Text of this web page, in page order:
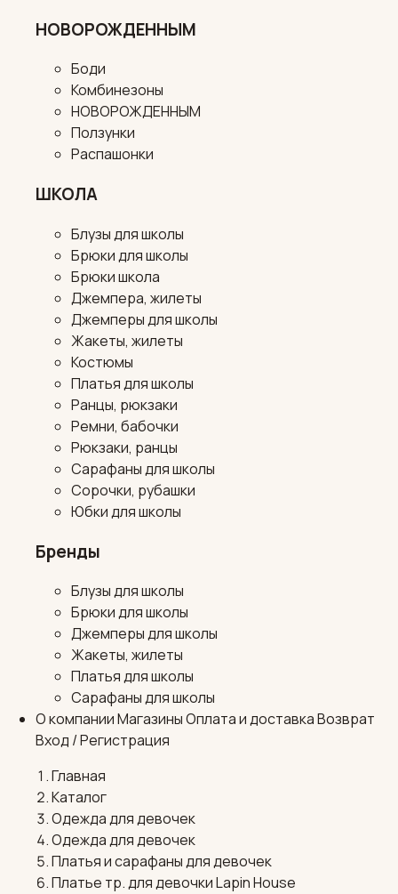
НОВОРОЖДЕННЫМ
Боди
Комбинезоны
НОВОРОЖДЕННЫМ
Ползунки
Распашонки
ШКОЛА
Блузы для школы
Брюки для школы
Брюки школа
Джемпера, жилеты
Джемперы для школы
Жакеты, жилеты
Костюмы
Платья для школы
Ранцы, рюкзаки
Ремни, бабочки
Рюкзаки, ранцы
Сарафаны для школы
Сорочки, рубашки
Юбки для школы
Бренды
Блузы для школы
Брюки для школы
Джемперы для школы
Жакеты, жилеты
Платья для школы
Сарафаны для школы
О компанииМагазиныОплата и доставкаВозврат
Вход / Регистрация
Главная
Каталог
Одежда для девочек
Одежда для девочек
Платья и сарафаны для девочек
Платье тр. для девочки Lapin House